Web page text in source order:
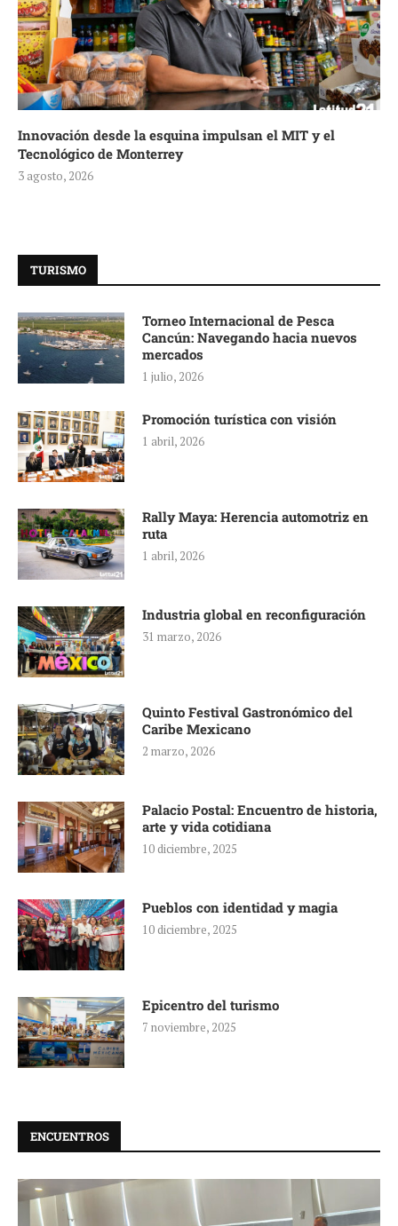
Innovación desde la esquina impulsan el MIT y el
Tecnológico de Monterrey
3 agosto, 2026
TURISMO
Torneo Internacional de Pesca
Cancún: Navegando hacia nuevos
mercados
1 julio, 2026
Promoción turística con visión
1 abril, 2026
Rally Maya: Herencia automotriz en
ruta
1 abril, 2026
Industria global en reconfiguración
31 marzo, 2026
Quinto Festival Gastronómico del
Caribe Mexicano
2 marzo, 2026
Palacio Postal: Encuentro de historia,
arte y vida cotidiana
10 diciembre, 2025
Pueblos con identidad y magia
10 diciembre, 2025
Epicentro del turismo
7 noviembre, 2025
ENCUENTROS